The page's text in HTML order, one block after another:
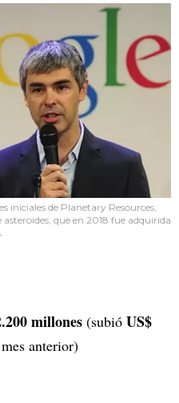
iniciales de Planetary Resources,
que en 2018 fue adquirida
millones (subió US$
anterior)